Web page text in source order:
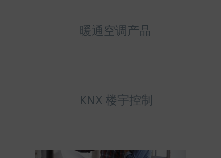
暖通空调产品
KNX 楼宇控制